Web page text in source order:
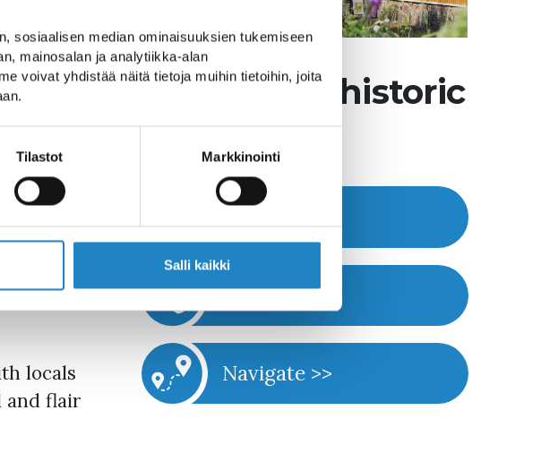
sosiaalisen median ominaisuuksien tukemiseen
mainosalan ja analytiikka-alan
voivat yhdistää näitä tietoja muihin tietoihin, joita
Tilastot Markkinointi
Salli kaikki
in Lappeenranta's historic
and
for
locals
and flair
Call >>
Navigate >>